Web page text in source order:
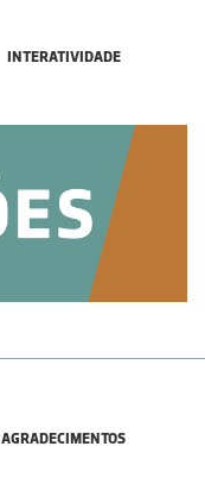
INTERATIVIDADE
AGRADECIMENTOS